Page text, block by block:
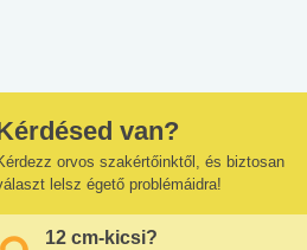
van?
orvos szakértőinktől, és biztosan
lelsz égető problémáidra!
12 cm-kicsi?